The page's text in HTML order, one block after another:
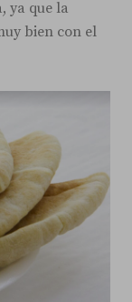
ya que la
bien con el